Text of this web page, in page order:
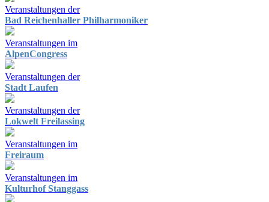
Veranstaltungen der
Bad Reichenhaller Philharmoniker
Veranstaltungen im
AlpenCongress
Veranstaltungen der
Stadt Laufen
Veranstaltungen der
Lokwelt Freilassing
Veranstaltungen im
Freiraum
Veranstaltungen im
Kulturhof Stanggass